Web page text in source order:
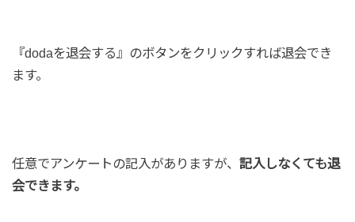
『dodaを退会する』のボタンをクリックすれば退会でき
ます。
任意でアンケートの記入がありますが、 記入しなくても退
会できます。